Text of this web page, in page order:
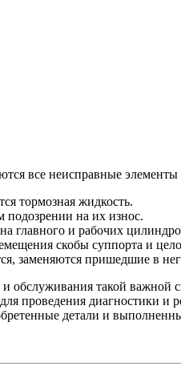
все неисправные
тормозная жидкость.
на их износ.
главного и рабочих
скобы суппорта и
заменяются пришедшие в
обслуживания такой
проведения диагностики и
детали и